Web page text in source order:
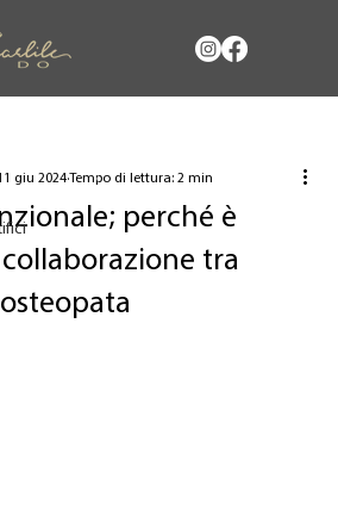
perché è
tra
giu 2024Tempo di lettura: 2 min